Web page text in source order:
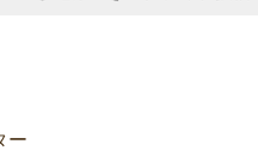
ー